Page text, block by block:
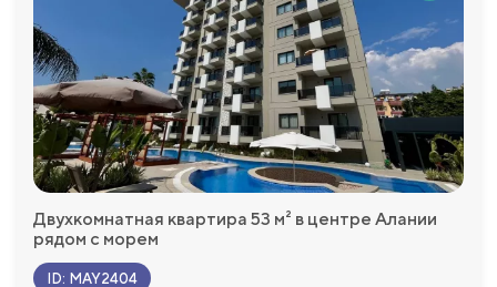
Двухкомнатная квартира 53 м² в центре Алании
рядом с морем
ID: MAY2404